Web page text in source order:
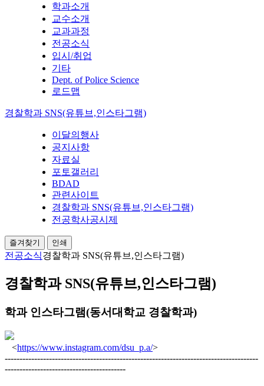
학과소개
교수소개
교과과정
전공소식
입시/취업
기타
Dept. of Police Science
로드맵
경찰학과 SNS(유튜브,인스타그램)
이달의행사
공지사항
자료실
포토갤러리
BDAD
관련사이트
경찰학과 SNS(유튜브,인스타그램)
전공학사공시제
즐겨찾기 인쇄
전공소식경찰학과 SNS(유튜브,인스타그램)
경찰학과 SNS(유튜브,인스타그램)
학과 인스타그램(동서대학교 경찰학과)
<https://www.instagram.com/dsu_p.a/>
--------------------------------------------------------------------------------------
-----------------------------------------